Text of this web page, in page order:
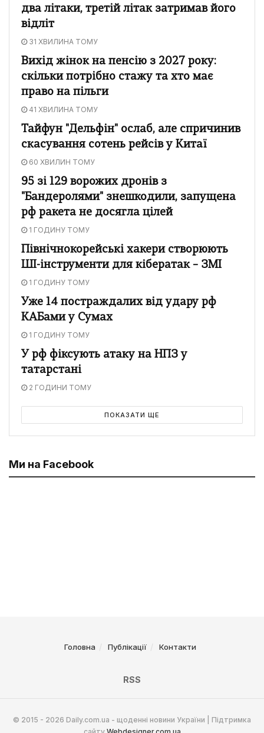
два літаки, третій літак затримав його
відліт
31 ХВИЛИНА ТОМУ
Вихід жінок на пенсію з 2027 року:
скільки потрібно стажу та хто має
право на пільги
41 ХВИЛИНА ТОМУ
Тайфун "Дельфін" ослаб, але спричинив
скасування сотень рейсів у Китаї
60 ХВИЛИН ТОМУ
95 зі 129 ворожих дронів з
"Бандеролями" знешкодили, запущена
рф ракета не досягла цілей
1 ГОДИНУ ТОМУ
Північнокорейські хакери створюють
ШІ-інструменти для кібератак – ЗМІ
1 ГОДИНУ ТОМУ
Уже 14 постраждалих від удару рф
КАБами у Сумах
1 ГОДИНУ ТОМУ
У рф фіксують атаку на НПЗ у
татарстані
2 ГОДИНИ ТОМУ
ПОКАЗАТИ ЩЕ
Ми на Facebook
Головна Публікації Контакти
RSS
© 2015 - 2026 Daily.com.ua - щоденні новини України | Підтримка